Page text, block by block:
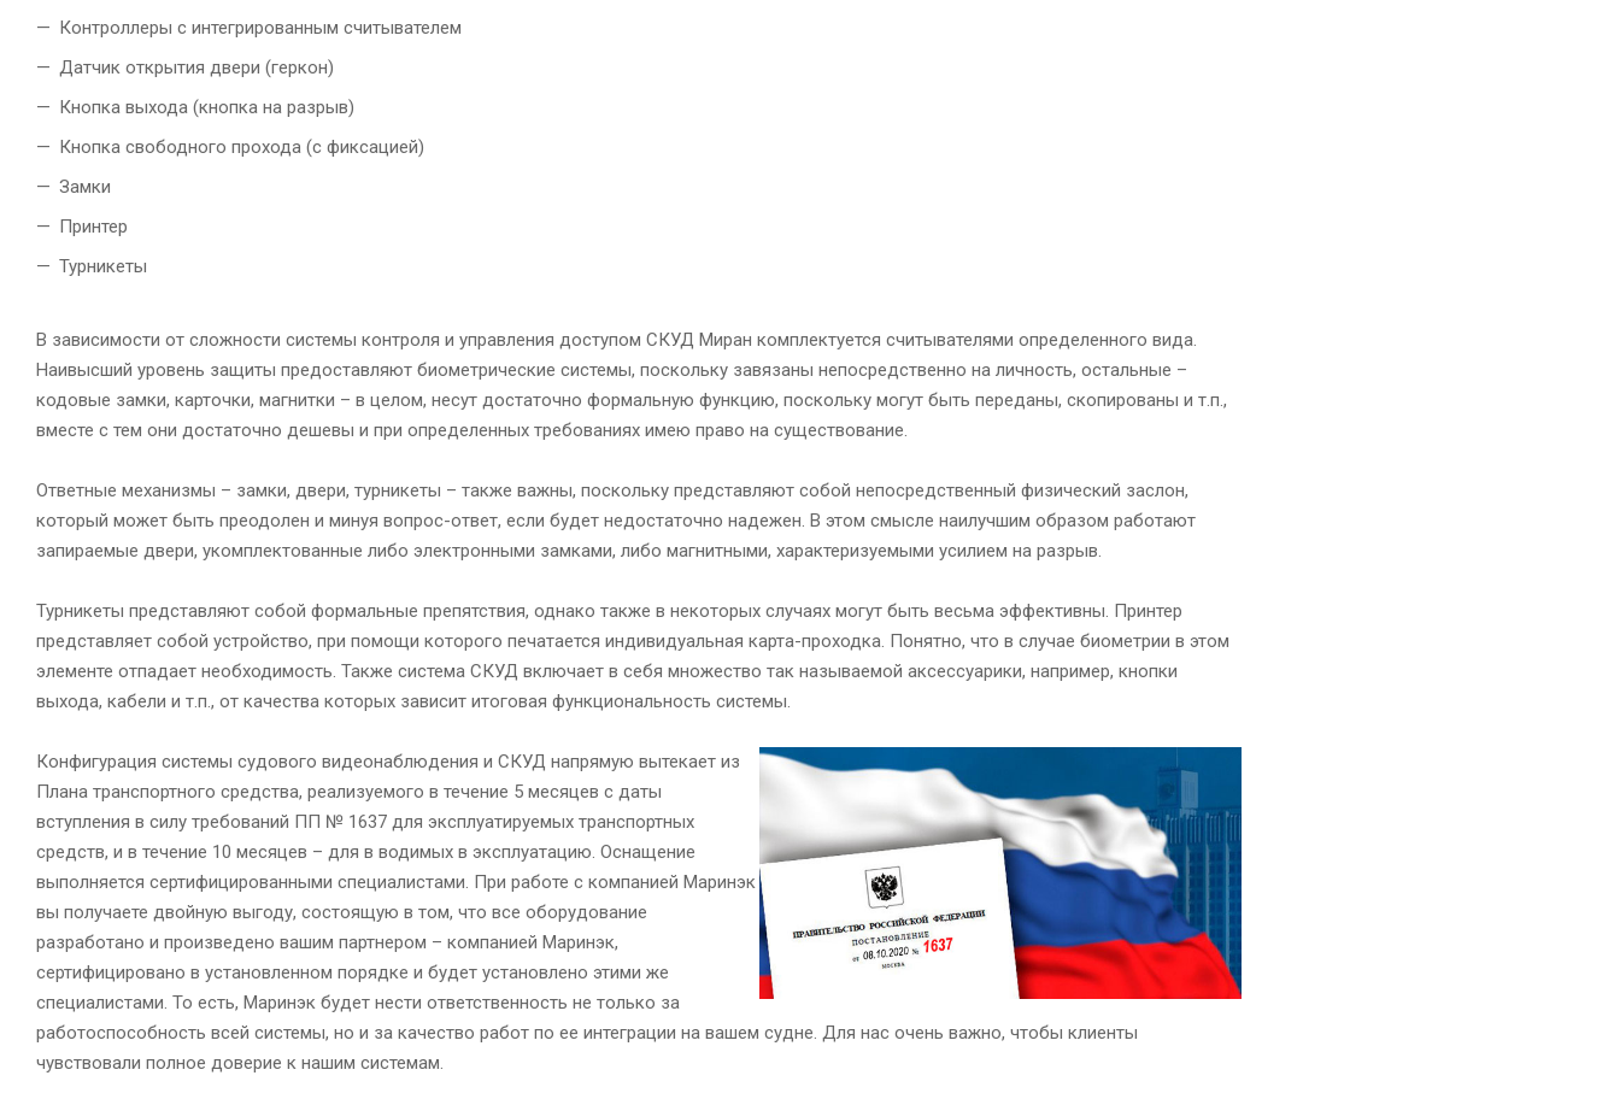
Контроллеры с интегрированным считывателем
Датчик открытия двери (геркон)
Кнопка выхода (кнопка на разрыв)
Кнопка свободного прохода (с фиксацией)
Замки
Принтер
Турникеты
В зависимости от сложности системы контроля и управления доступом СКУД Миран комплектуется считывателями определенного вида.
Наивысший уровень защиты предоставляют биометрические системы, поскольку завязаны непосредственно на личность, остальные –
кодовые замки, карточки, магнитки – в целом, несут достаточно формальную функцию, поскольку могут быть переданы, скопированы и т.п.,
вместе с тем они достаточно дешевы и при определенных требованиях имею право на существование.
Ответные механизмы – замки, двери, турникеты – также важны, поскольку представляют собой непосредственный физический заслон,
который может быть преодолен и минуя вопрос-ответ, если будет недостаточно надежен. В этом смысле наилучшим образом работают
запираемые двери, укомплектованные либо электронными замками, либо магнитными, характеризуемыми усилием на разрыв.
Турникеты представляют собой формальные препятствия, однако также в некоторых случаях могут быть весьма эффективны. Принтер
представляет собой устройство, при помощи которого печатается индивидуальная карта-проходка. Понятно, что в случае биометрии в этом
элементе отпадает необходимость. Также система СКУД включает в себя множество так называемой аксессуарики, например, кнопки
выхода, кабели и т.п., от качества которых зависит итоговая функциональность системы.
Конфигурация системы судового видеонаблюдения и СКУД напрямую вытекает из
Плана транспортного средства, реализуемого в течение 5 месяцев с даты
вступления в силу требований ПП № 1637 для эксплуатируемых транспортных
средств, и в течение 10 месяцев – для в водимых в эксплуатацию. Оснащение
выполняется сертифицированными специалистами. При работе с компанией Маринэк
вы получаете двойную выгоду, состоящую в том, что все оборудование
разработано и произведено вашим партнером – компанией Маринэк,
сертифицировано в установленном порядке и будет установлено этими же
специалистами. То есть, Маринэк будет нести ответственность не только за
работоспособность всей системы, но и за качество работ по ее интеграции на вашем судне. Для нас очень важно, чтобы клиенты
чувствовали полное доверие к нашим системам.